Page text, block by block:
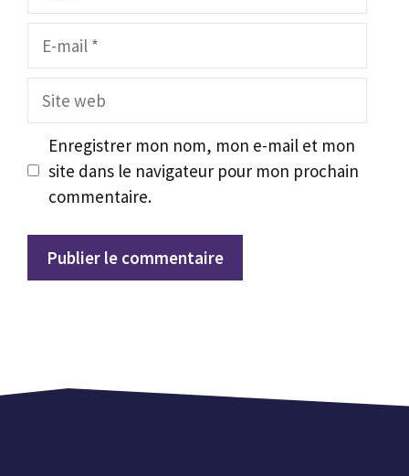
Site
Enregistrer mon nom, mon e-mail et mon
site dans le navigateur pour mon prochain
commentaire.